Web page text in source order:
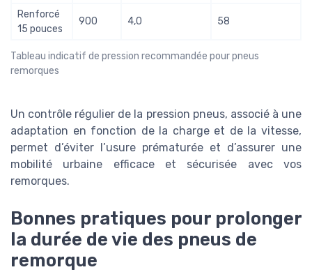
Tableau indicatif de pression recommandée pour pneus
remorques
Renforcé
15 pouces
900 4,0 58
Un contrôle régulier de la pression pneus, associé à une
adaptation en fonction de la charge et de la vitesse,
permet d’éviter l’usure prématurée et d’assurer une
mobilité urbaine efficace et sécurisée avec vos
remorques.
Bonnes pratiques pour prolonger
la durée de vie des pneus de
remorque